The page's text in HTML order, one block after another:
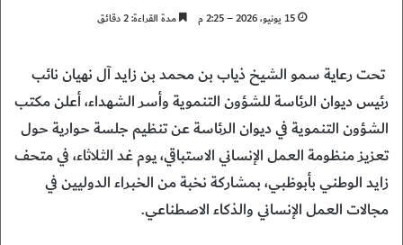
15 يونيو، 2026 – 2:25 م مدة القراءة: 2 دقائق
تحت رعاية سمو الشيخ ذياب بن محمد بن زايد آل نهيان نائب
رئيس ديوان الرئاسة للشؤون التنموية وأسر الشهداء، أعلن مكتب
الشؤون التنموية في ديوان الرئاسة عن تنظيم جلسة حوارية حول
تعزيز منظومة العمل الإنساني الاستباقي، يوم غد الثلاثاء، في متحف
زايد الوطني بأبوظبي، بمشاركة نخبة من الخبراء الدوليين في
مجالات العمل الإنساني والذكاء الاصطناعي.